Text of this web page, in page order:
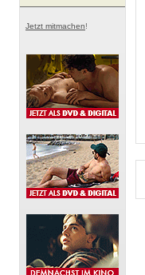
Jetzt mitmachen!